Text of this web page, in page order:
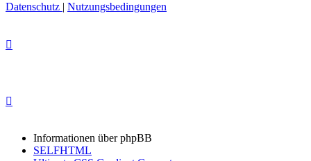
Datenschutz | Nutzungsbedingungen
Informationen über phpBB
SELFHTML